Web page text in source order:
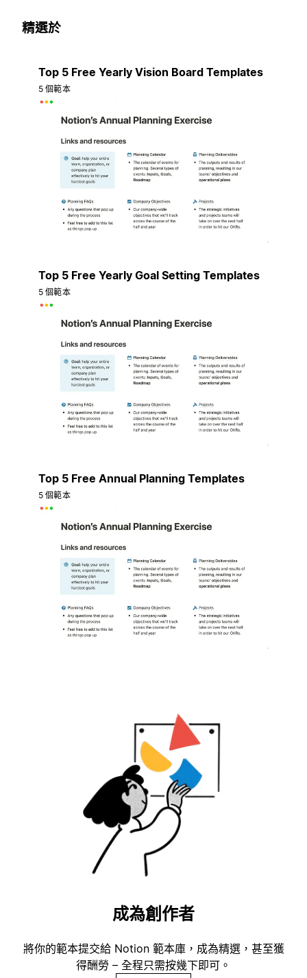
精選於
Top 5 Free Yearly Vision Board Templates
5 個範本
Top 5 Free Yearly Goal Setting Templates
5 個範本
Top 5 Free Annual Planning Templates
5 個範本
成為創作者
將你的範本提交給 Notion 範本庫，成為精選，甚至獲
得酬勞 – 全程只需按幾下即可。